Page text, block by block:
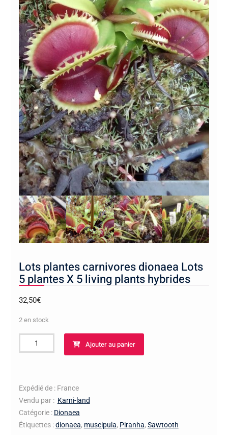
Lots plantes carnivores dionaea Lots
5 plantes X 5 living plants hybrides
32,50€
2 en stock
quantité
de
carnivores
dionaea
Lots
5
Ajouter au panier
Expédié de : France
Vendu par : Karni-land
Catégorie : Dionaea
Étiquettes :dionaea, muscipula, Piranha, Sawtooth